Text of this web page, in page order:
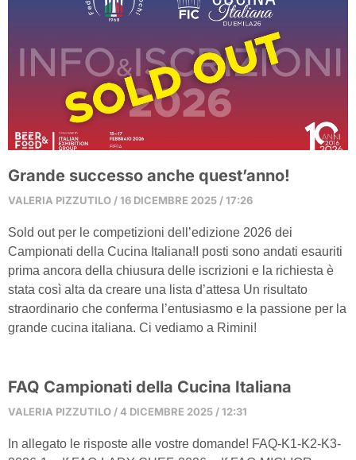
Grande successo anche quest’anno!
VALERIA PIZZUTILO 16 DICEMBRE 2025 17:26
Sold out per le competizioni dell’edizione 2026 dei
Campionati della Cucina Italiana!I posti sono andati esauriti
prima ancora della chiusura delle iscrizioni e la richiesta è
stata così alta da creare una lista d’attesa Un risultato
straordinario che conferma l’entusiasmo e la passione per la
grande cucina italiana. Ci vediamo a Rimini!
FAQ Campionati della Cucina Italiana
VALERIA PIZZUTILO 4 DICEMBRE 2025 12:31
In allegato le risposte alle vostre domande! FAQ-K1-K2-K3-